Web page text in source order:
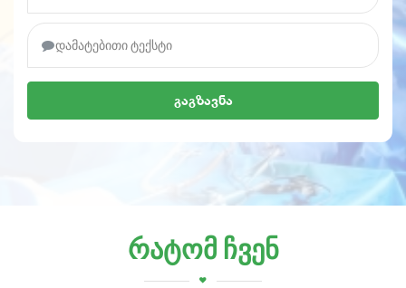
გაგზავნა
რატომ ჩვენ